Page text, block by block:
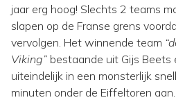
jaar erg hoog! Slechts 2 teams
slapen op de Franse grens
vervolgen. Het winnende team
Viking” bestaande uit Gijs Beets
uiteindelijk in een monsterlijk
minuten onder de Eiffeltoren